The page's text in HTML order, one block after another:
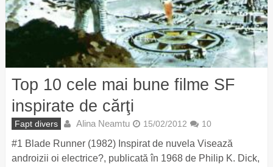
Top 10 cele mai bune filme SF
inspirate de cărţi
Fapt divers Alina Neamtu 15/02/2012 10
#1 Blade Runner (1982) Inspirat de nuvela Visează
androizii oi electrice?, publicată în 1968 de Philip K. Dick,